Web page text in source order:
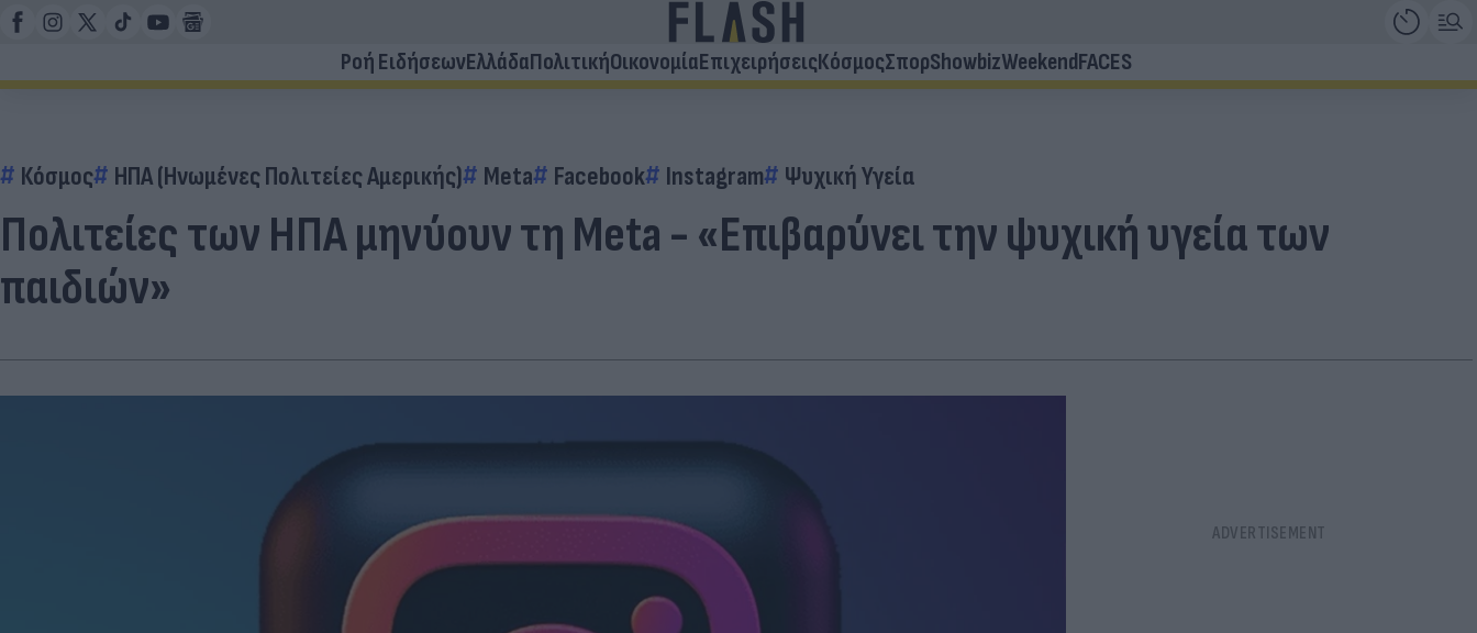
Ροή ΕιδήσεωνΕλλάδαΠολιτικήΟικονομίαΕπιχειρήσειςΚόσμοςΣπορShowbizWeekendFACES
Κόσμος ΗΠΑ (Ηνωμένες Πολιτείες Αμερικής) Meta Facebook Instagram Ψυχική Υγεία
Πολιτείες των ΗΠΑ μηνύουν τη Meta - «Επιβαρύνει την ψυχική υγεία των
παιδιών»